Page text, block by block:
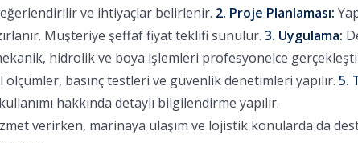
ve ihtiyaçlar belirlenir. 2. Proje Planlaması:
Müşteriye şeffaf fiyat teklifi sunulur. 3. Uygulama:
hidrolik ve boya işlemleri profesyonelce
basınç testleri ve güvenlik denetimleri yapılır. 5.
hakkında detaylı bilgilendirme yapılır.
verirken, marinaya ulaşım ve lojistik konularda da